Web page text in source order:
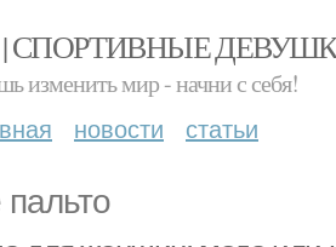
| СПОРТИВНЫЕ
изменить мир - начни с себя!
новости статьи
пальто